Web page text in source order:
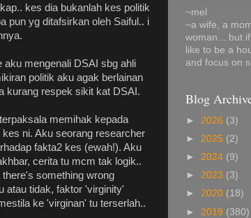
kes dia bukanlah kes politik
pun yg ditafsirkan oleh Saiful.. i
aku mengenali DSAI sbg ahli
politik aku agak berlainan
kurang respek sikit kat DSAI.
memihak kepada
ni. Aku seorang researcher
fakta2 kes (ewah!). Aku
cerita tu mcm tak logik..
something wrong
atau tidak, faktor 'virginity'
ke 'virginan' tu terserlah..
~mel
~a wife, a
woman... but
like to be a
and focus on
Blog
► 2026 (3)
► 2025 (2)
► 2024 (9)
► 2023 (3)
► 2020 (18)
► 2019 (380)